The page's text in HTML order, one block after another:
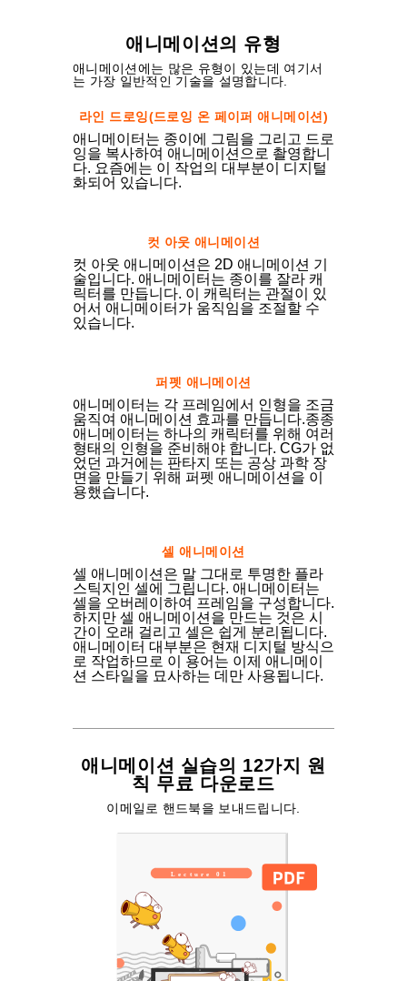
애니메이션의 유형
애니메이션에는 많은 유형이 있는데 여기서
는 가장 일반적인 기술을 설명합니다.
라인 드로잉(드로잉 온 페이퍼 애니메이션)
애니메이터는 종이에 그림을 그리고 드로
잉을 복사하여 애니메이션으로 촬영합니
다. 요즘에는 이 작업의 대부분이 디지털
화되어 있습니다.
컷 아웃 애니메이션
컷 아웃 애니메이션은 2D 애니메이션 기
술입니다. 애니메이터는 종이를 잘라 캐
릭터를 만듭니다. 이 캐릭터는 관절이 있
어서 애니메이터가 움직임을 조절할 수
있습니다.
퍼펫 애니메이션
애니메이터는 각 프레임에서 인형을 조금
움직여 애니메이션 효과를 만듭니다.종종
애니메이터는 하나의 캐릭터를 위해 여러
형태의 인형을 준비해야 합니다. CG가 없
었던 과거에는 판타지 또는 공상 과학 장
면을 만들기 위해 퍼펫 애니메이션을 이
용했습니다.
셀 애니메이션
셀 애니메이션은 말 그대로 투명한 플라
스틱지인 셀에 그립니다. 애니메이터는
셀을 오버레이하여 프레임을 구성합니다.
하지만 셀 애니메이션을 만드는 것은 시
간이 오래 걸리고 셀은 쉽게 분리됩니다.
애니메이터 대부분은 현재 디지털 방식으
로 작업하므로 이 용어는 이제 애니메이
션 스타일을 묘사하는 데만 사용됩니다.
애니메이션 실습의 12가지 원
칙 무료 다운로드
이메일로 핸드북을 보내드립니다.